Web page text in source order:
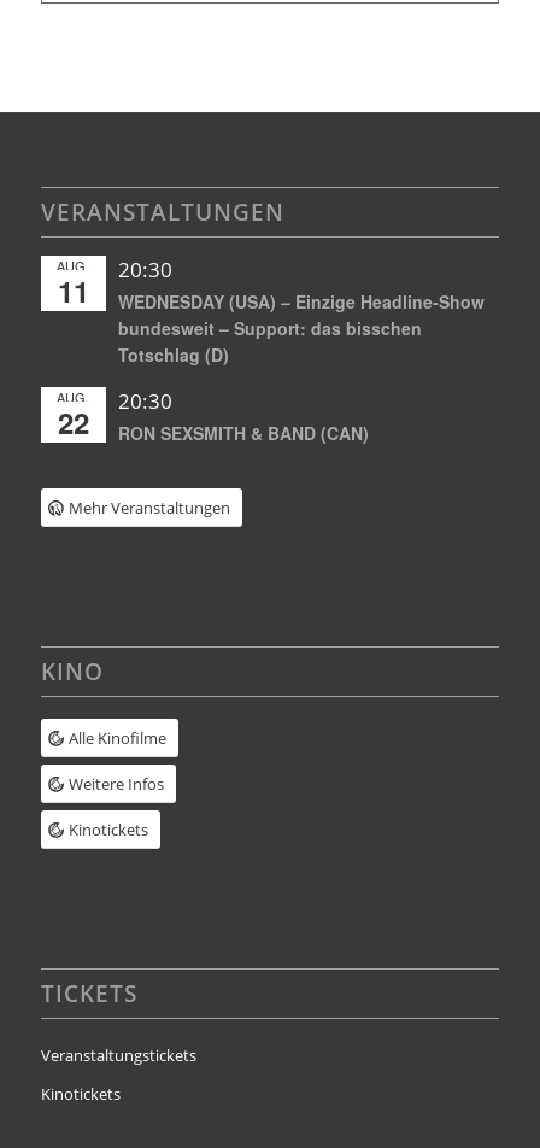
VERANSTALTUNGEN
AUG.
11
20:30
WEDNESDAY (USA) – Einzige Headline-Show
bundesweit – Support: das bisschen
Totschlag (D)
AUG.
22
20:30
RON SEXSMITH & BAND (CAN)
Mehr Veranstaltungen
KINO
Alle Kinofilme
Weitere Infos
Kinotickets
TICKETS
Veranstaltungstickets
Kinotickets